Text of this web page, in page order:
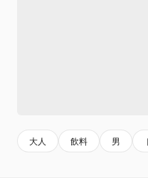
大人 飲料 男